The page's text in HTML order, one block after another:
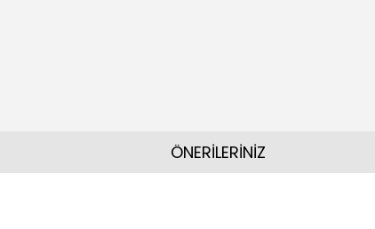
ÖNERİLERİNİZ